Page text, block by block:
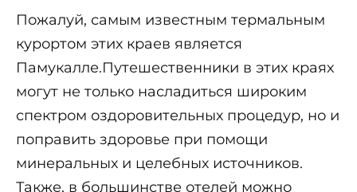
Пожалуй, самым известным термальным
курортом этих краев является
Памукалле.Путешественники в этих краях
могут не только насладиться широким
спектром оздоровительных процедур, но и
поправить здоровье при помощи
минеральных и целебных источников.
Также, в большинстве отелей можно